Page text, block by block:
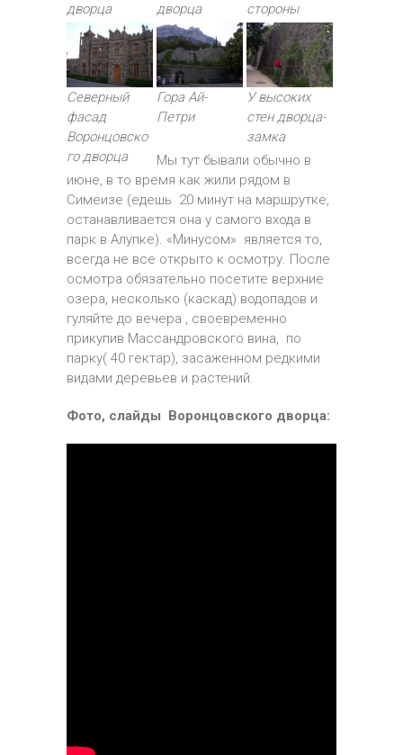
дворца
дворца
стороны
Северный
фасад
Воронцовско
го дворца
Гора Ай-
Петри
У высоких
стен дворца-
замка
Мы тут бывали обычно в
июне, в то время как жили рядом в
Симеизе (едешь 20 минут на маршрутке,
останавливается она у самого входа в
парк в Алупке). «Минусом» является то,
всегда не все открыто к осмотру. После
осмотра обязательно посетите верхние
озера, несколько (каскад) водопадов и
гуляйте до вечера , своевременно
прикупив Массандровского вина, по
парку( 40 гектар), засаженном редкими
видами деревьев и растений.
Фото, слайды Воронцовского дворца: